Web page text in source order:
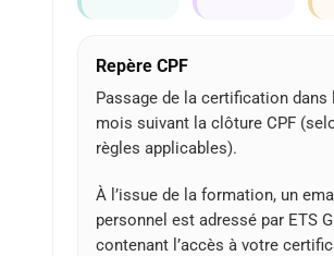
Repère CPF
Passage de la certification dans
mois suivant la clôture CPF
règles applicables).
À l’issue de la formation, un
personnel est adressé par ETS
contenant l’accès à votre